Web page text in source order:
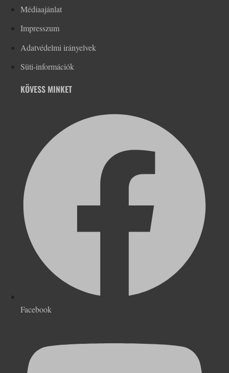
Médiaajánlat
Impresszum
Adatvédelmi irányelvek
Süti-információk
KÖVESS MINKET
Facebook